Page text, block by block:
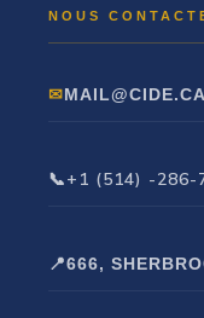
MAIL@CIDE.CA
+1 (514) -286-
666,